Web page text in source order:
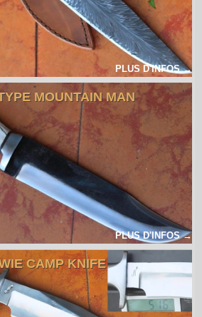
PLUS D'INFOS →
MOUNTAIN MAN
PLUS D'INFOS →
CAMP KNIFE